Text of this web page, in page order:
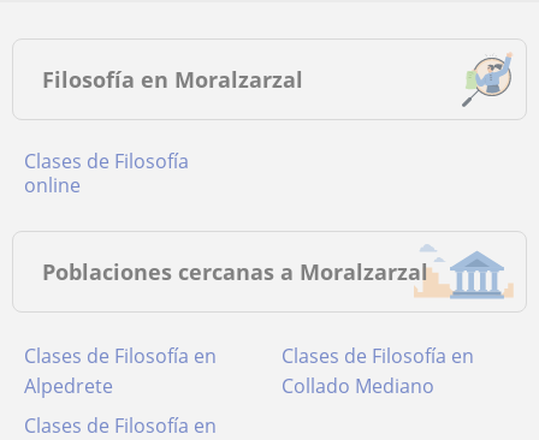
Filosofía en Moralzarzal
Clases de Filosofía
online
Poblaciones cercanas a Moralzarzal
Clases de Filosofía en
Alpedrete
Clases de Filosofía en
Collado Mediano
Clases de Filosofía en